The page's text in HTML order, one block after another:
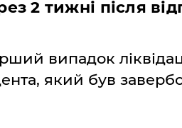
2 тижні після
випадок
який був